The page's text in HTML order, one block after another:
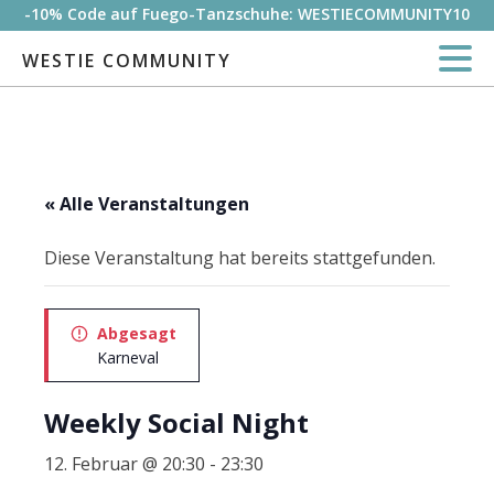
-10% Code auf Fuego-Tanzschuhe: WESTIECOMMUNITY10
WESTIE COMMUNITY
« Alle Veranstaltungen
Diese Veranstaltung hat bereits stattgefunden.
Abgesagt
Karneval
Weekly Social Night
12. Februar @ 20:30 - 23:30